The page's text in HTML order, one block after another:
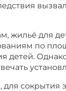
жильё для
по
детей.
сокрытия